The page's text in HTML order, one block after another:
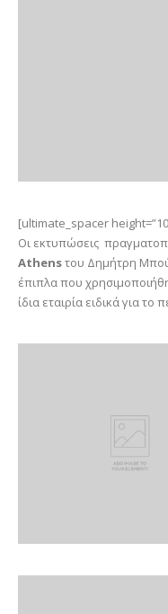
[ultimate_spacer
Οι εκτυπώσεις
Athensτου Δημήτρη
έπιπλα που
ίδια εταιρία ειδικά για το